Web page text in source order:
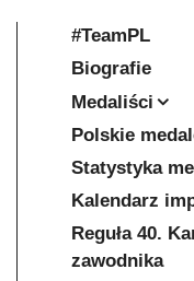
#TeamPL
Biografie
Medaliści
Polskie
Statystyka
Kalendarz
Reguła 40.
zawodnika